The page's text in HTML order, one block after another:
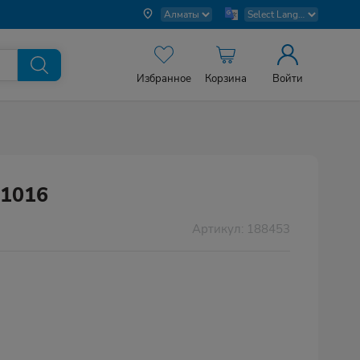
Избранное Корзина Войти
Артикул: 188453